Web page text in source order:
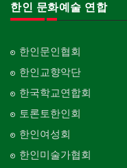
한인 문화예술 연합
한인문인협회
한인교향악단
한국학교연합회
토론토한인회
한인여성회
한인미술가협회